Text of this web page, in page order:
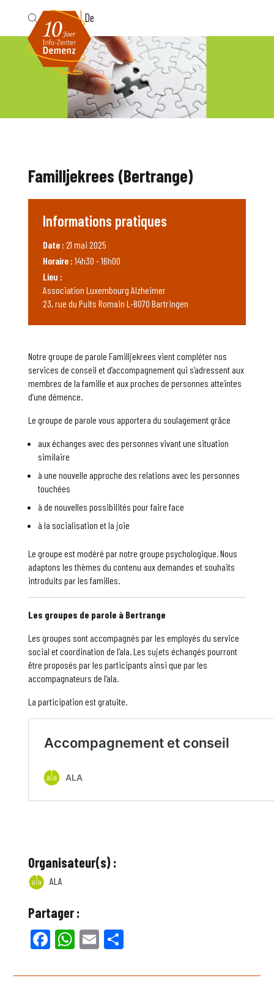
Fr De
Notre groupe de parole Familljekrees vient compléter nos
services de conseil et d’accompagnement qui s’adressent aux
membres de la famille et aux proches de personnes atteintes
d’une démence.
Le groupe de parole vous apportera du soulagement grâce
aux échanges avec des personnes vivant une situation
similaire
à une nouvelle approche des relations avec les personnes
touchées
à de nouvelles possibilités pour faire face
à la socialisation et la joie
Le groupe est modéré par notre groupe psychologique. Nous
adaptons les thèmes du contenu aux demandes et souhaits
introduits par les familles.
Les groupes de parole à Bertrange
Les groupes sont accompagnés par les employés du service
social et coordination de l’ala. Les sujets échangés pourront
être proposés par les participants ainsi que par les
accompagnateurs de l’ala.
La participation est gratuite.
Organisateur(s) :
ALA
Partager :
Facebook
WhatsApp
Email
Familljekrees (Bertrange)
Informations pratiques
Date : 21 mai 2025
Horaire : 14h30 - 16h00
Lieu :
Association Luxembourg Alzheimer
23, rue du Puits Romain L-8070 Bartringen